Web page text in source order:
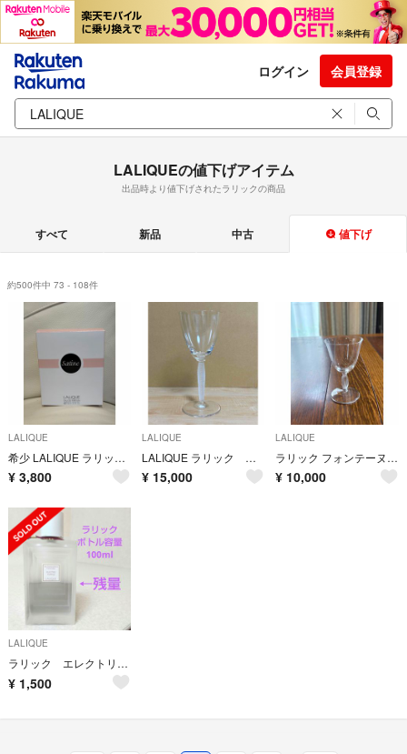
ログイン 会員登録
LALIQUEの値下げアイテム
出品時より値下げされたラリックの商品
すべて 新品 中古 値下げ
約500件中 73 - 108件
LALIQUE
希少 LALIQUE ラリック サティーヌ オードパルファム 香水 100ml
¥ 3,800
LALIQUE
LALIQUE ラリック クリスタル グラス ルーブル
¥ 15,000
LALIQUE
ラリック フォンテーヌブロー ワイングラス
¥ 10,000
LALIQUE
ラリック エレクトリック パープル パルファム 100ml YJ50
¥ 1,500